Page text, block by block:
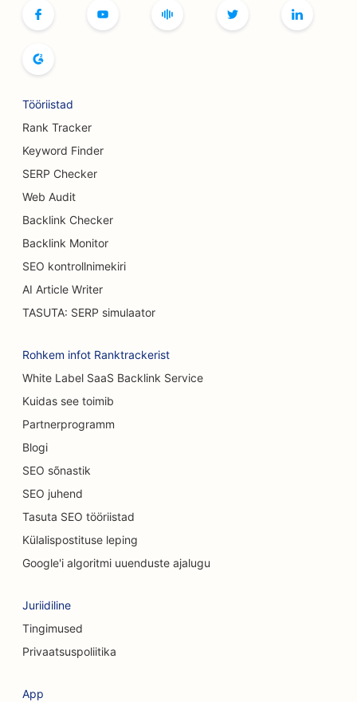
SEO leivaküpsetiste jaoks
SEO rindade suurendamise teenuste jaoks
SEO buffet-restoranidele
SEO Burgeri veoautodele
SEO Koogipoodide jaoks
SEO põletuskirurgidele
SEO autopesulate jaoks
SEO kohvikutele
SEO vaipade ja põrandakattematerjalide
kauplustele
SEO Casual Dining restoranidele
SEO keemilise koorimise teenuste jaoks
SEO kassikohvikutele
SEO puhastusteenuste jaoks
SEO konsultatsioonifirmadele
SEO kosmeetiliste kirurgide jaoks
Tööriistad
Rank Tracker
Keyword Finder
SERP Checker
Web Audit
Backlink Checker
Backlink Monitor
SEO kontrollnimekiri
AI Article Writer
TASUTA: SERP simulaator
Rohkem infot Ranktrackerist
White Label SaaS Backlink Service
Kuidas see toimib
Partnerprogramm
Blogi
SEO sõnastik
SEO juhend
Tasuta SEO tööriistad
Külalispostituse leping
Google'i algoritmi uuenduste ajalugu
Juriidiline
Tingimused
Privaatsuspoliitika
App